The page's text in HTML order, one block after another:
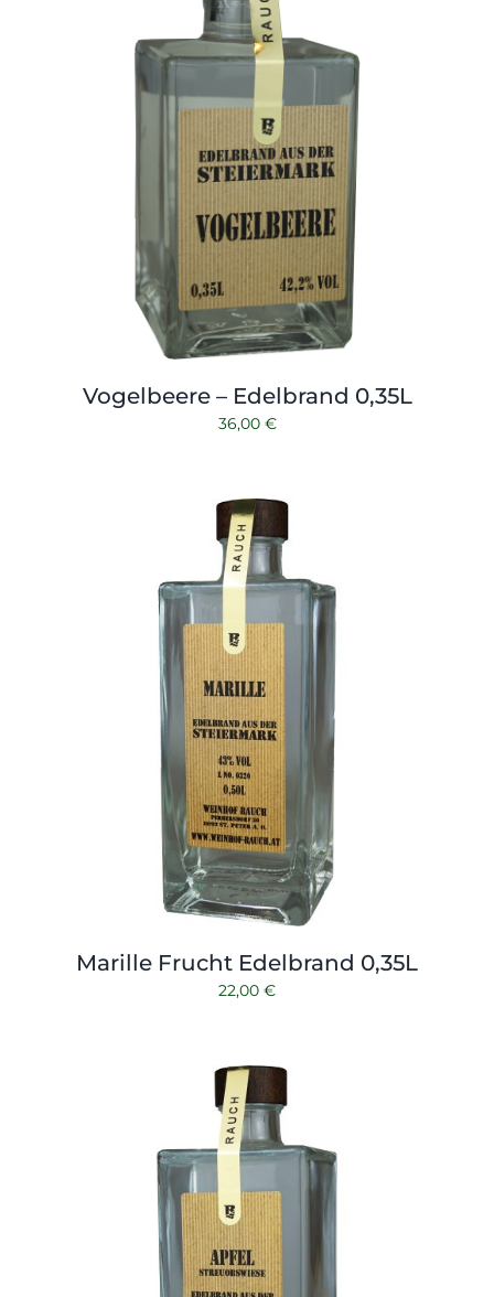
Vogelbeere – Edelbrand 0,35L
36,00 €
Marille Frucht Edelbrand 0,35L
22,00 €